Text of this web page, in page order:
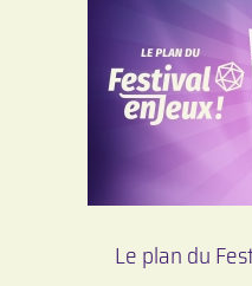
Le plan du